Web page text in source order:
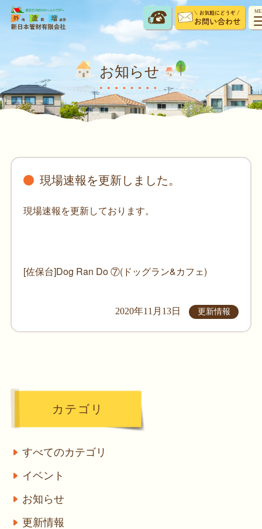
お知らせ
現場速報を更新しました。
現場速報を更新しております。
[佐保台]Dog Ran Do ⑦(ドッグラン&カフェ)
2020年11月13日 更新情報
カテゴリ
すべてのカテゴリ
イベント
お知らせ
更新情報